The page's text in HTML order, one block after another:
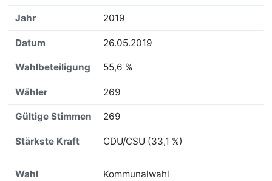
2019
26.05.2019
55,6 %
269
269
CDU/CSU (33,1 %)
Kommunalwahl